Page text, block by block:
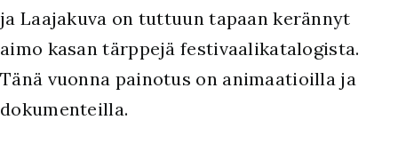
ja Laajakuva on tuttuun tapaan kerännyt
aimo kasan tärppejä festivaalikatalogista.
Tänä vuonna painotus on animaatioilla ja
dokumenteilla.